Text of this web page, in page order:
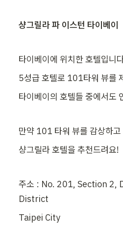
샹그릴라 파 이스턴 타이베이
타이베이에 위치한 호텔입니
5성급 호텔로 101타워 뷰를
타이베이의 호텔들 중에서도
만약 101 타워 뷰를 감상하고
샹그릴라 호텔을 추천드려요!
주소 : No. 201, Section 2,
District
Taipei City